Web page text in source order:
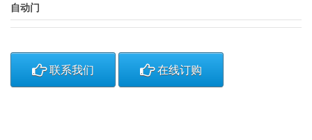
自动门
联系我们 在线订购